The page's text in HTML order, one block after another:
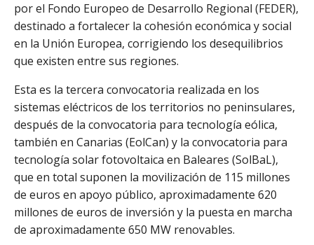
por el Fondo Europeo de Desarrollo Regional (FEDER),
destinado a fortalecer la cohesión económica y social
en la Unión Europea, corrigiendo los desequilibrios
que existen entre sus regiones.
Esta es la tercera convocatoria realizada en los
sistemas eléctricos de los territorios no peninsulares,
después de la convocatoria para tecnología eólica,
también en Canarias (EolCan) y la convocatoria para
tecnología solar fotovoltaica en Baleares (SolBaL),
que en total suponen la movilización de 115 millones
de euros en apoyo público, aproximadamente 620
millones de euros de inversión y la puesta en marcha
de aproximadamente 650 MW renovables.